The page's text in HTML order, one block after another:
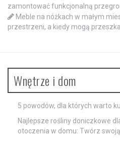
zamontować funkcjonalną
Meble na nóżkach w małym
przestrzeni, a kiedy mogą
Wnętrze i dom
5 powodów, dla których warto
Najlepsze rośliny doniczkowe
otoczenia w domu: Twórz